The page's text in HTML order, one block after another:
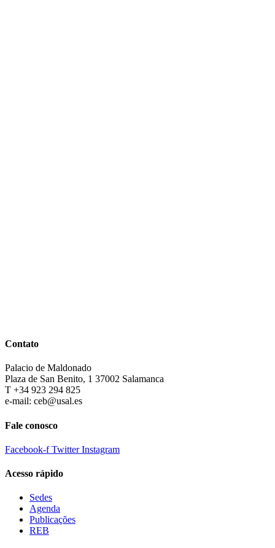
Contato
Palacio de Maldonado
Plaza de San Benito, 1 37002 Salamanca
T +34 923 294 825
e-mail: ceb@usal.es
Fale conosco
Facebook-f Twitter Instagram
Acesso rápido
Sedes
Agenda
Publicações
REB